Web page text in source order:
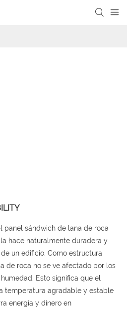
panel sándwich de lana de roca
hace naturalmente duradera y
un edificio. Como estructura
de roca no se ve afectado por los
Esto significa que el
temperatura agradable y estable
energía y dinero en